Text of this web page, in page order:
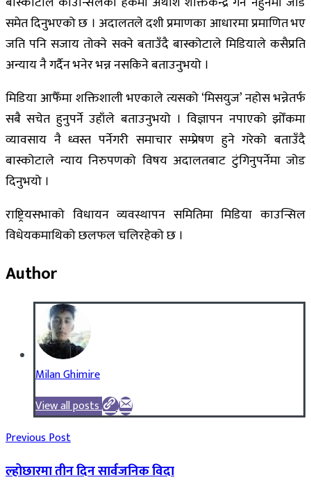
समेत दिनुभएको छ । अदालतले दशी प्रमाणका आधारमा प्रमाणित भए
जति पनि सजाय तोक्ने सक्ने बताउँदै बास्कोटाले मिडियाले कसैप्रति
अन्याय नै गर्दैन भनेर भन्न नसकिने बताउनुभयो ।
मिडिया आफैँमा शक्तिशाली भएकाले त्यसको ‘मिसयुज’ नहोस भन्नेतर्फ
सबै सचेत हुनुपर्ने उहाँले बताउनुभयो । विज्ञापन नपाएको झोँकमा
व्यावसाय नै ध्वस्त पर्नेगरी समाचार सम्प्रेषण हुने गरेको बताउँदै
बास्कोटाले न्याय निरुपणको विषय अदालतबाट टुंगिनुपर्नेमा जोड
दिनुभयो ।
राष्ट्रियसभाको विधायन व्यवस्थापन समितिमा मिडिया काउन्सिल
विधेयकमाथिको छलफल चलिरहेको छ ।
Author
Milan Ghimire
View all posts
Previous Post
ल्होछारमा तीन दिन सार्वजनिक विदा